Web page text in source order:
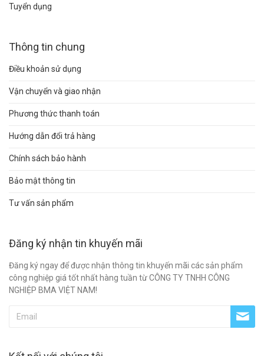
Tuyển dụng
Thông tin chung
Điều khoản sử dụng
Vận chuyển và giao nhận
Phương thức thanh toán
Hướng dẫn đổi trả hàng
Chính sách bảo hành
Bảo mật thông tin
Tư vấn sản phẩm
Đăng ký nhận tin khuyến mãi
Đăng ký ngay để được nhận thông tin khuyến mãi các sản phẩm
công nghiệp giá tốt nhất hàng tuần từ CÔNG TY TNHH CÔNG
NGHIỆP BMA VIỆT NAM!